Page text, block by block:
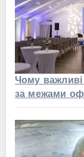
Чому важливі
за межами